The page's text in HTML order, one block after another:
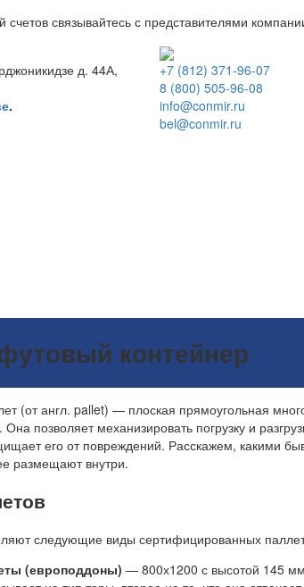
связывайтесь с представителями
д. 44А,
.
+7 (812) 371-96-07
8 (800) 505-96-08
info@conmir.ru
bel@conmir.ru
контейнер
(от англ. pallet) — плоская прямоугольная
Она позволяет механизировать погрузку и
его от повреждений. Расскажем, какими
размещают внутри.
следующие виды сертифицированных
(европоддоны) — 800х1200 с высотой 145